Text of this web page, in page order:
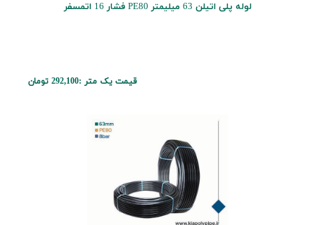
لوله پلی اتیلن 63 میلیمتر PE80 فشار 16 اتمسفر
قیمت یک متر :292,100 تومان